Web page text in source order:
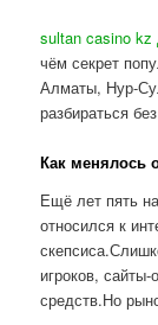
sultan casino kz
чём секрет
Алматы, Нур-
разбираться
Как менялось
Ещё лет пять
относился к
игроков,
средств.Но